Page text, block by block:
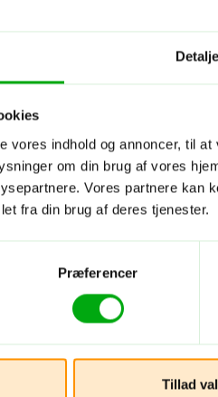
vores indhold og annoncer, til
om din brug af vores
Vores partnere kan
fra din brug af deres tjenester.
Præferencer
Tillad